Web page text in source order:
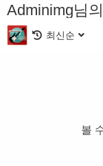
Adminimg님
최신순
볼